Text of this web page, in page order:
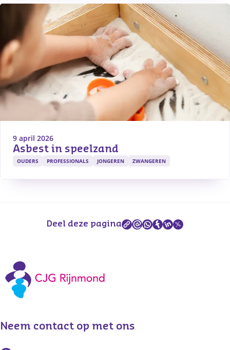
9 april 2026
Asbest in speelzand
OUDERS PROFESSIONALS JONGEREN ZWANGEREN
Deel deze pagina
Neem contact op met ons